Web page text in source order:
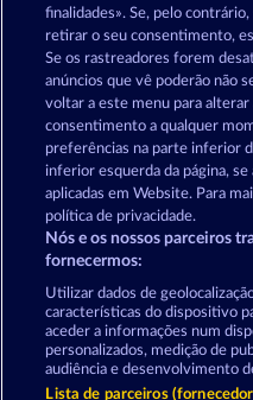
Ramses Book
Termos
Declaração de
Empresa
Enviar
finalidades». Se, pelo
retirar o seu consentimento,
Se os rastreadores forem
anúncios que vê poderão não
voltar a este menu para
consentimento a qualquer
preferências na parte inferior
inferior esquerda da página, se
aplicadas em Website. Para
política de privacidade.
Nós e os nossos parceiros
fornecermos:
Utilizar dados de
características do dispositivo
aceder a informações num
personalizados, medição de
audiência e desenvolvimento
Lista de parceiros